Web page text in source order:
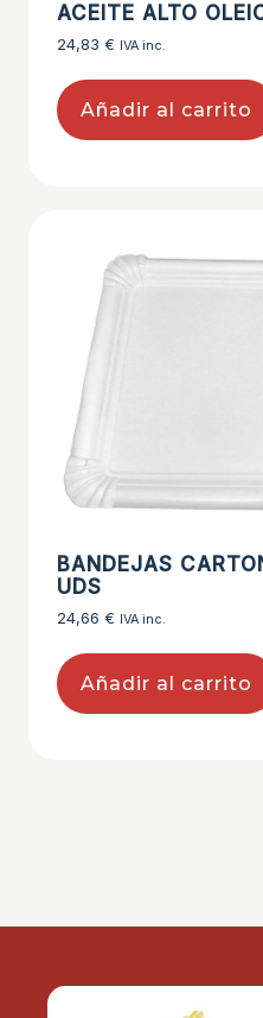
ACEITE ALTO
24,83 € IVA inc.
Añadir al carrito
BANDEJAS
UDS
24,66 € IVA inc.
Añadir al carrito